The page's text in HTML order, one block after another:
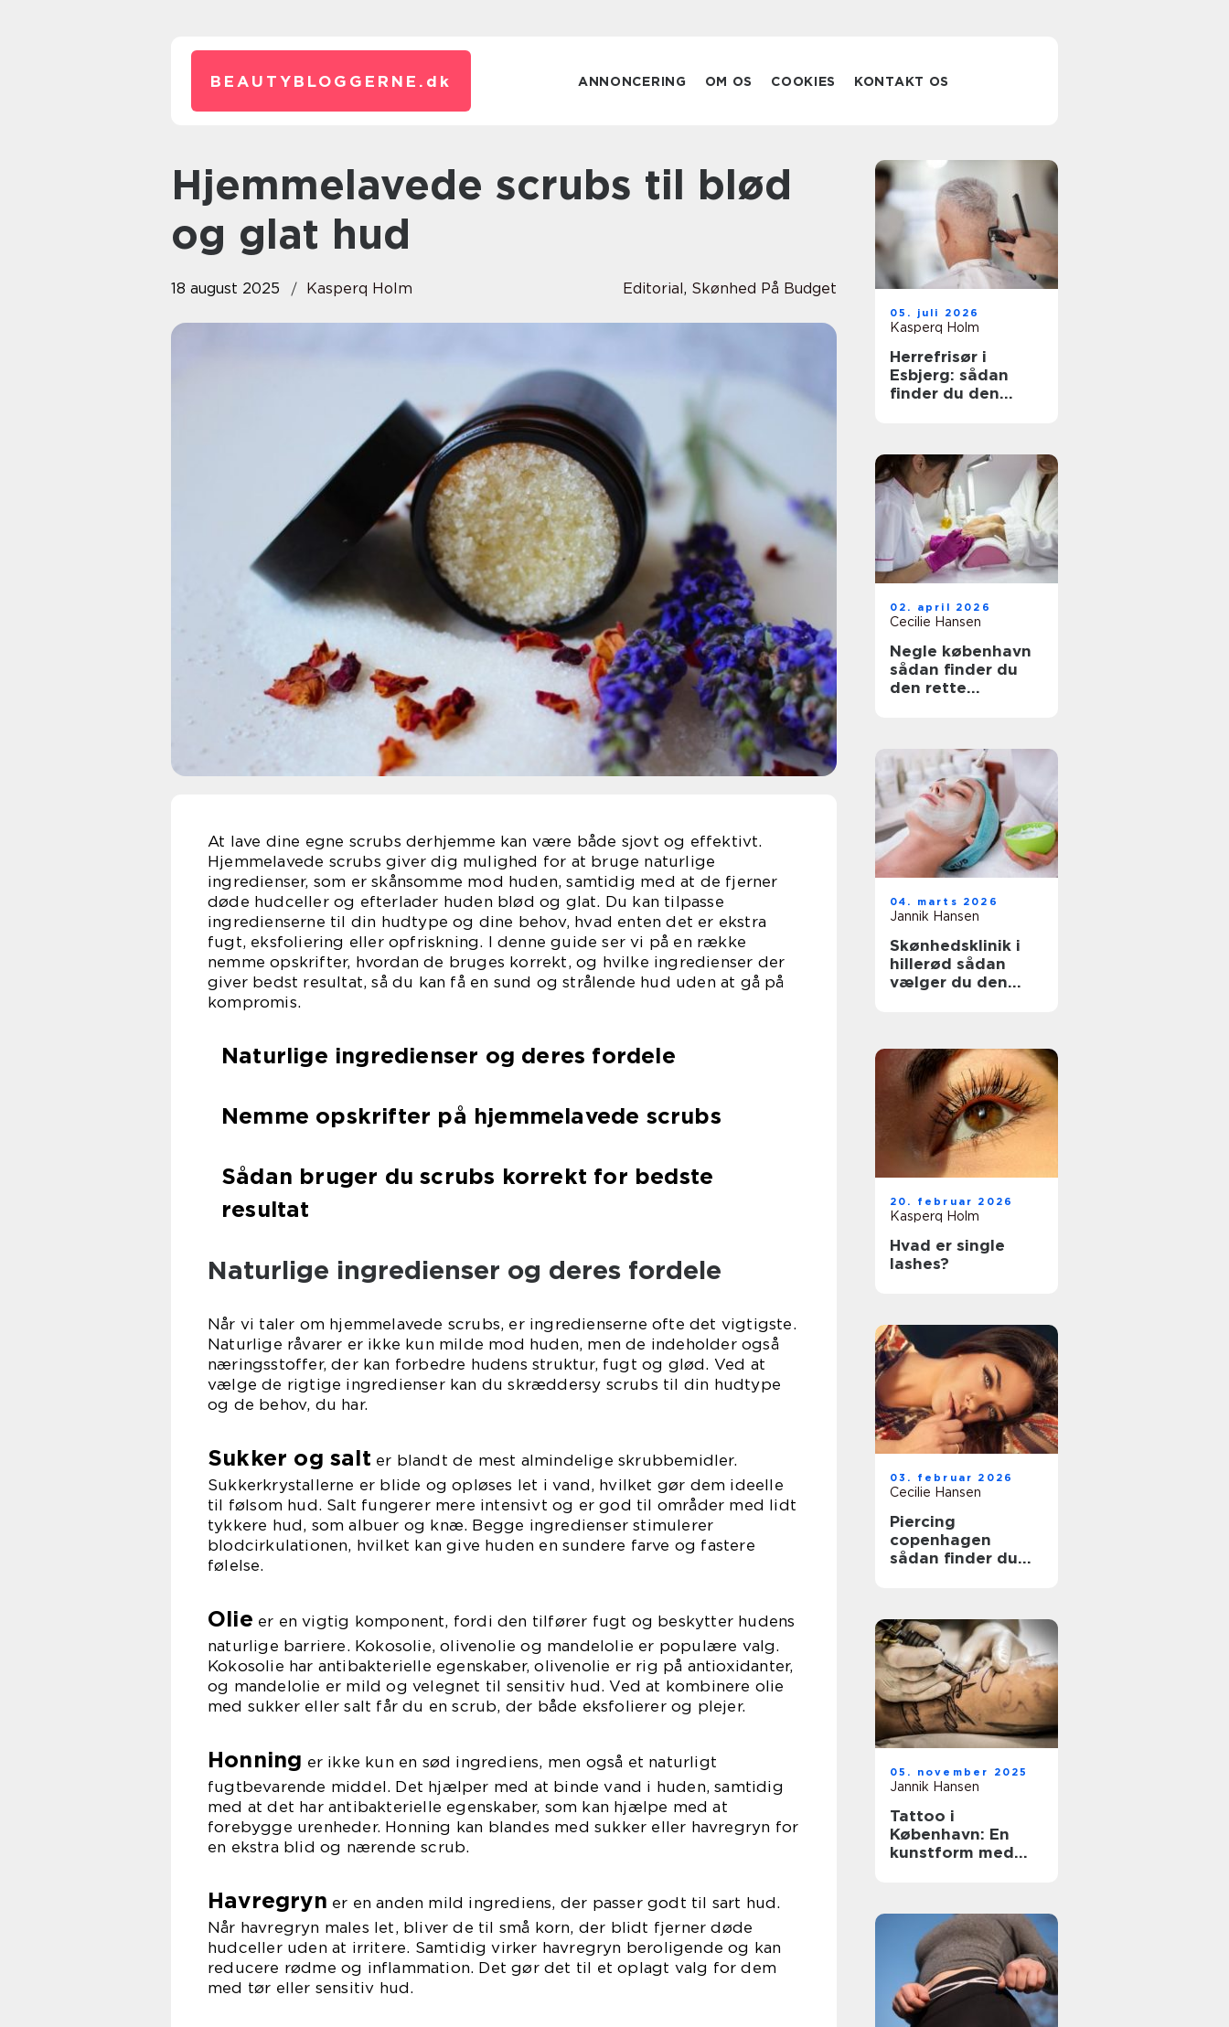
BEAUTYBLOGGERNE. dk ANNONCERING OM OS COOKIES KONTAKT OS
Hjemmelavede scrubs til blød
og glat hud
18 august 2025 Kasperq Holm Editorial, Skønhed På Budget
At lave dine egne scrubs derhjemme kan være både sjovt og effektivt.
Hjemmelavede scrubs giver dig mulighed for at bruge naturlige
ingredienser, som er skånsomme mod huden, samtidig med at de fjerner
døde hudceller og efterlader huden blød og glat. Du kan tilpasse
ingredienserne til din hudtype og dine behov, hvad enten det er ekstra
fugt, eksfoliering eller opfriskning. I denne guide ser vi på en række
nemme opskrifter, hvordan de bruges korrekt, og hvilke ingredienser der
giver bedst resultat, så du kan få en sund og strålende hud uden at gå på
kompromis.
Naturlige ingredienser og deres fordele
Nemme opskrifter på hjemmelavede scrubs
Sådan bruger du scrubs korrekt for bedste
resultat
Naturlige ingredienser og deres fordele
Når vi taler om hjemmelavede scrubs, er ingredienserne ofte det vigtigste.
Naturlige råvarer er ikke kun milde mod huden, men de indeholder også
næringsstoffer, der kan forbedre hudens struktur, fugt og glød. Ved at
vælge de rigtige ingredienser kan du skræddersy scrubs til din hudtype
og de behov, du har.
Sukker og salt er blandt de mest almindelige skrubbemidler.
Sukkerkrystallerne er blide og opløses let i vand, hvilket gør dem ideelle
til følsom hud. Salt fungerer mere intensivt og er god til områder med lidt
tykkere hud, som albuer og knæ. Begge ingredienser stimulerer
blodcirkulationen, hvilket kan give huden en sundere farve og fastere
følelse.
Olie er en vigtig komponent, fordi den tilfører fugt og beskytter hudens
naturlige barriere. Kokosolie, olivenolie og mandelolie er populære valg.
Kokosolie har antibakterielle egenskaber, olivenolie er rig på antioxidanter,
og mandelolie er mild og velegnet til sensitiv hud. Ved at kombinere olie
med sukker eller salt får du en scrub, der både eksfolierer og plejer.
Honning er ikke kun en sød ingrediens, men også et naturligt
fugtbevarende middel. Det hjælper med at binde vand i huden, samtidig
med at det har antibakterielle egenskaber, som kan hjælpe med at
forebygge urenheder. Honning kan blandes med sukker eller havregryn for
en ekstra blid og nærende scrub.
Havregryn er en anden mild ingrediens, der passer godt til sart hud.
Når havregryn males let, bliver de til små korn, der blidt fjerner døde
hudceller uden at irritere. Samtidig virker havregryn beroligende og kan
reducere rødme og inflammation. Det gør det til et oplagt valg for dem
med tør eller sensitiv hud.
05. juli 2026
Kasperq Holm
Herrefrisør i
Esbjerg: sådan
finder du den
02. april 2026
Cecilie Hansen
Negle københavn
sådan finder du
den rette
04. marts 2026
Jannik Hansen
Skønhedsklinik i
hillerød sådan
vælger du den
20. februar 2026
Kasperq Holm
Hvad er single
lashes?
03. februar 2026
Cecilie Hansen
Piercing
copenhagen
sådan finder du
05. november 2025
Jannik Hansen
Tattoo i
København: En
kunstform med